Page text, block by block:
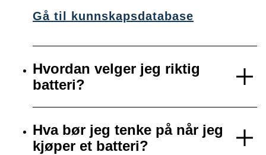
Gå til kunnskapsdatabase
Hvordan velger jeg riktig
batteri?
Hva bør jeg tenke på når jeg
kjøper et batteri?